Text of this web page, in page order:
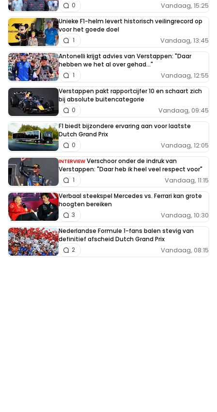
Vandaag, 15:25
0
Unieke F1-helm levert historisch veilingrecord op
voor het goede doel
Vandaag, 13:45
1
Antonelli krijgt advies van Verstappen: "Daar
hebben we het al over gehad..."
Vandaag, 12:55
1
Verstappen pakt rapportcijfer 10 en schaart zich
bij absolute buitencategorie
Vandaag, 09:45
0
F1 biedt bijzondere ervaring aan voor laatste
Dutch Grand Prix
Vandaag, 12:05
0
INTERVIEW Verschoor onder de indruk van
Verstappen: "Daar heb ik heel veel respect voor"
Vandaag, 11:15
1
Verbaal steekspel Mercedes vs. Ferrari kan grote
hoogten bereiken
Vandaag, 10:30
3
Nederlandse Formule 1-fans balen stevig van
definitief afscheid Dutch Grand Prix
Vandaag, 08:15
2